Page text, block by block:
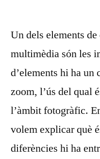
Un dels elements
multimèdia són les
d’elements hi ha un
zoom, l’ús del qual
l’àmbit fotogràfic.
volem explicar què
diferències hi ha